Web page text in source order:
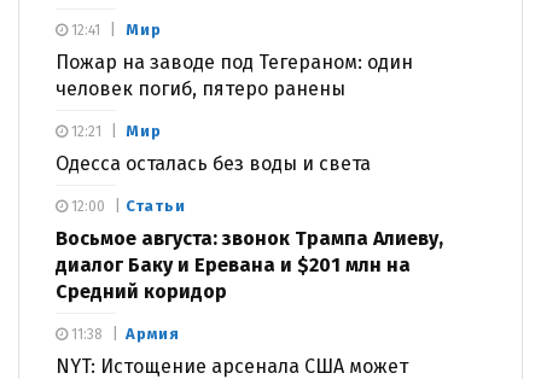
Мир
Пожар на заводе под Тегераном: один
человек погиб, пятеро ранены
12:41
Мир
Одесса осталась без воды и света
12:21
Статьи
Восьмое августа: звонок Трампа Алиеву,
диалог Баку и Еревана и $201 млн на
Средний коридор
12:00
Армия
NYT: Истощение арсенала США может
11:38